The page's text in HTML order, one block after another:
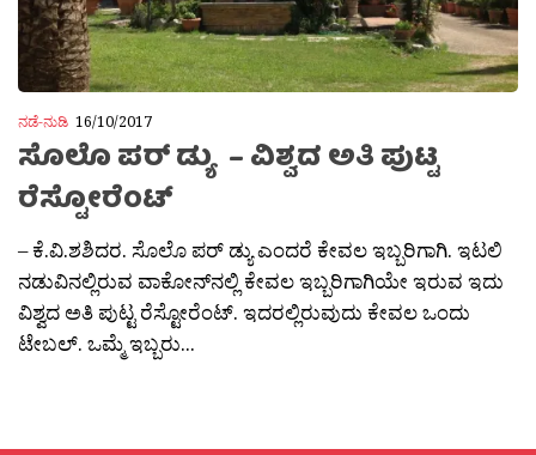
ನಡೆ-ನುಡಿ 16/10/2017
ಸೊಲೊ ಪರ್ ಡ್ಯು – ವಿಶ್ವದ ಅತಿ ಪುಟ್ಟ
ರೆಸ್ಟೋರೆಂಟ್
– ಕೆ.ವಿ.ಶಶಿದರ. ಸೊಲೊ ಪರ್ ಡ್ಯು ಎಂದರೆ ಕೇವಲ ಇಬ್ಬರಿಗಾಗಿ. ಇಟಲಿ
ನಡುವಿನಲ್ಲಿರುವ ವಾಕೋನ್‍ನಲ್ಲಿ ಕೇವಲ ಇಬ್ಬರಿಗಾಗಿಯೇ ಇರುವ ಇದು
ವಿಶ್ವದ ಅತಿ ಪುಟ್ಟ ರೆಸ್ಟೋರೆಂಟ್. ಇದರಲ್ಲಿರುವುದು ಕೇವಲ ಒಂದು
ಟೇಬಲ್. ಒಮ್ಮೆ ಇಬ್ಬರು...